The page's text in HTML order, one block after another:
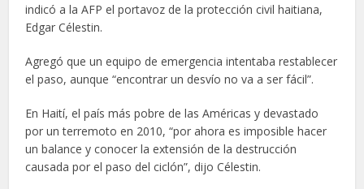
indicó a la AFP el portavoz de la protección civil haitiana,
Edgar Célestin.
Agregó que un equipo de emergencia intentaba restablecer
el paso, aunque “encontrar un desvío no va a ser fácil”.
En Haití, el país más pobre de las Américas y devastado
por un terremoto en 2010, “por ahora es imposible hacer
un balance y conocer la extensión de la destrucción
causada por el paso del ciclón”, dijo Célestin.